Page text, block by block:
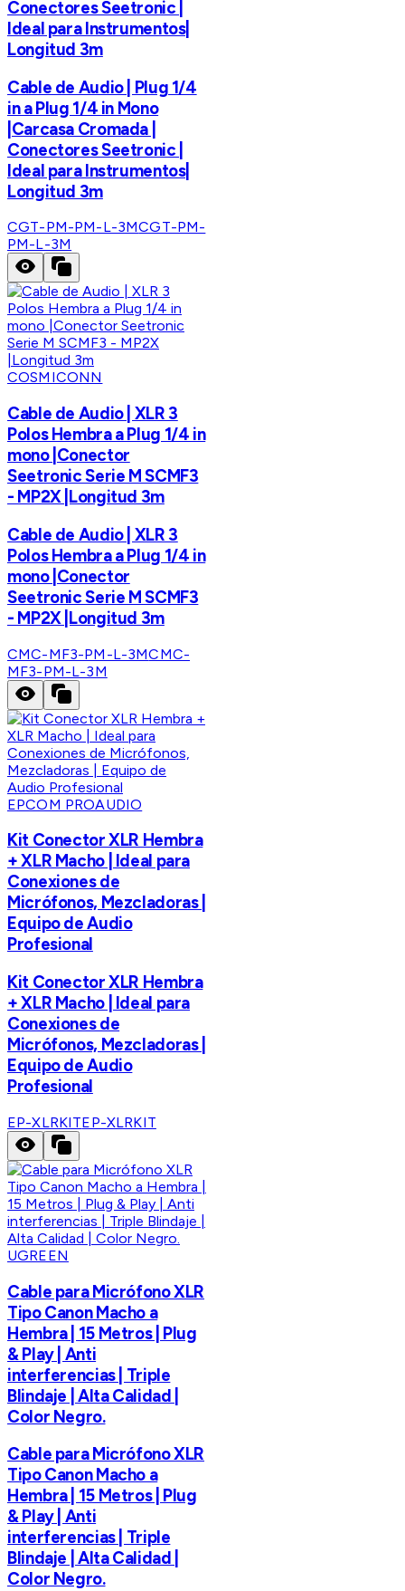
Conectores Seetronic |
Ideal para Instrumentos|
Longitud 3m
Cable de Audio | Plug 1/4
in a Plug 1/4 in Mono
|Carcasa Cromada |
Conectores Seetronic |
Ideal para Instrumentos|
Longitud 3m
CGT-PM-PM-L-3MCGT-PM-
PM-L-3M
COSMICONN
Cable de Audio | XLR 3
Polos Hembra a Plug 1/4 in
mono |Conector
Seetronic Serie M SCMF3
- MP2X |Longitud 3m
Cable de Audio | XLR 3
Polos Hembra a Plug 1/4 in
mono |Conector
Seetronic Serie M SCMF3
- MP2X |Longitud 3m
CMC-MF3-PM-L-3MCMC-
MF3-PM-L-3M
EPCOM PROAUDIO
Kit Conector XLR Hembra
+ XLR Macho | Ideal para
Conexiones de
Micrófonos, Mezcladoras |
Equipo de Audio
Profesional
Kit Conector XLR Hembra
+ XLR Macho | Ideal para
Conexiones de
Micrófonos, Mezcladoras |
Equipo de Audio
Profesional
EP-XLRKITEP-XLRKIT
UGREEN
Cable para Micrófono XLR
Tipo Canon Macho a
Hembra | 15 Metros | Plug
& Play | Anti
interferencias | Triple
Blindaje | Alta Calidad |
Color Negro.
Cable para Micrófono XLR
Tipo Canon Macho a
Hembra | 15 Metros | Plug
& Play | Anti
interferencias | Triple
Blindaje | Alta Calidad |
Color Negro.